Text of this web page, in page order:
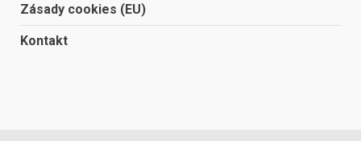
Zásady cookies (EU)
Kontakt